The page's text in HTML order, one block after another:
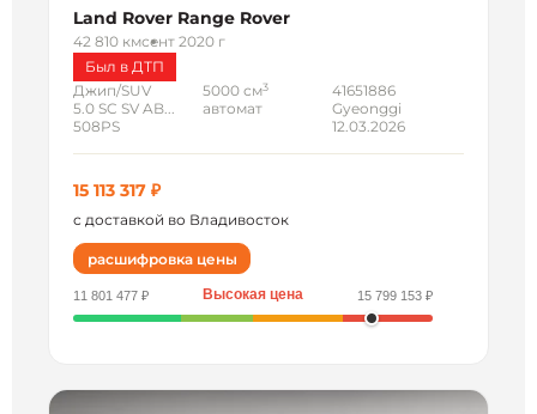
Land Rover Range Rover
42 810 кмсент 2020 г
Был в ДТП
Джип/SUV
5.0 SC SV AB...
508PS
5000 см3
автомат
41651886
Gyeonggi
12.03.2026
15 113 317 ₽
с доставкой во Владивосток
расшифровка цены
11 801 477 ₽ Высокая цена 15 799 153 ₽